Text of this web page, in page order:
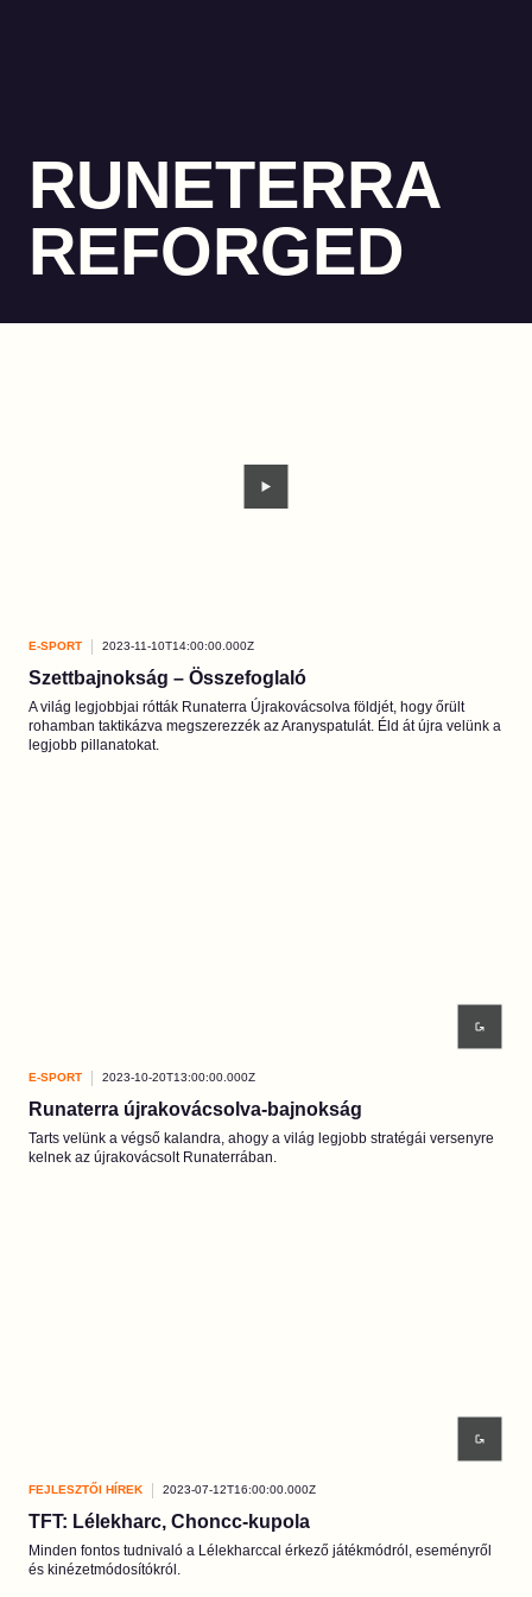
RUNETERRA
REFORGED
E-SPORT 2023-11-10T14:00:00.000Z
Szettbajnokság – Összefoglaló
A világ legjobbjai rótták Runaterra Újrakovácsolva földjét, hogy őrült
rohamban taktikázva megszerezzék az Aranyspatulát. Éld át újra velünk a
legjobb pillanatokat.
E-SPORT 2023-10-20T13:00:00.000Z
Runaterra újrakovácsolva-bajnokság
Tarts velünk a végső kalandra, ahogy a világ legjobb stratégái versenyre
kelnek az újrakovácsolt Runaterrában.
FEJLESZTŐI HÍREK 2023-07-12T16:00:00.000Z
TFT: Lélekharc, Choncc-kupola
Minden fontos tudnivaló a Lélekharccal érkező játékmódról, eseményről
és kinézetmódosítókról.